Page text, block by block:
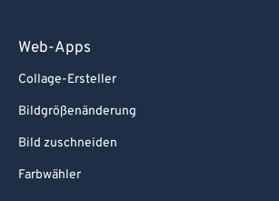
Web-Apps
Collage-Ersteller
Bildgrößenänderung
Bild zuschneiden
Farbwähler